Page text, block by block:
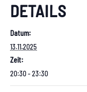
DETAILS
Datum:
13.11.2025
Zeit:
20:30 - 23:30